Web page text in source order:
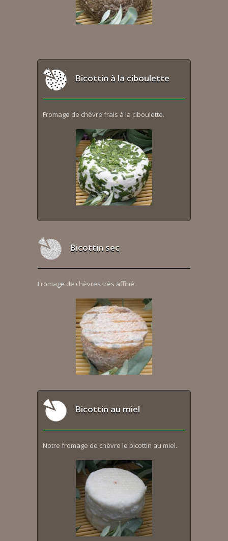
Bicottin à la ciboulette
Fromage de chèvre frais à la ciboulette.
Bicottin sec
Fromage de chèvres très affiné.
Bicottin au miel
Notre fromage de chèvre le bicottin au miel.